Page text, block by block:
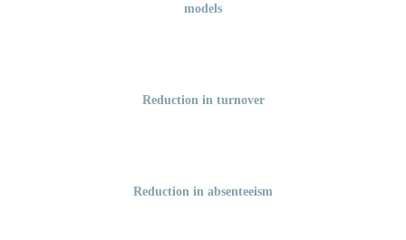
models
Reduction in turnover
Reduction in absenteeism